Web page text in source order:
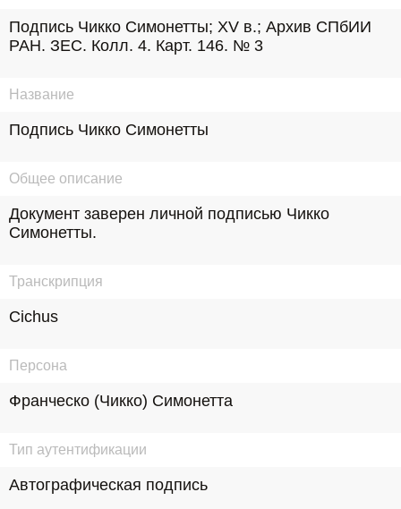
Подпись Чикко Симонетты; XV в.; Архив СПбИИ
РАН. ЗЕС. Колл. 4. Карт. 146. № 3
Название
Подпись Чикко Симонетты
Общее описание
Документ заверен личной подписью Чикко
Симонетты.
Транскрипция
Cichus
Персона
Франческо (Чикко) Симонетта
Тип аутентификации
Автографическая подпись